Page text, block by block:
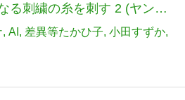
る刺繍の糸を刺す 2 (ヤング
ミックス)
AI 差異等たかひ子 小田すずか